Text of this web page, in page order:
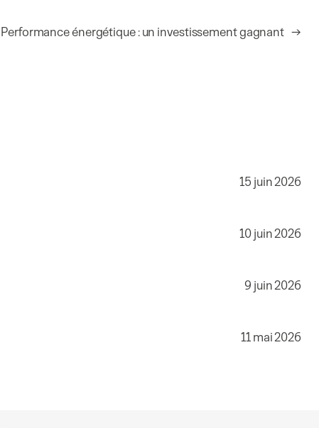
Performance énergétique : un investissement gagnant →
15 juin 2026
10 juin 2026
9 juin 2026
11 mai 2026